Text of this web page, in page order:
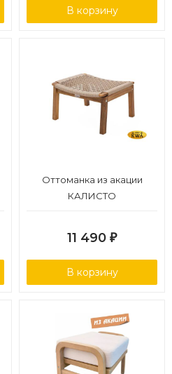
В корзину
Оттоманка из акации
КАЛИСТО
11 490 ₽
В корзину